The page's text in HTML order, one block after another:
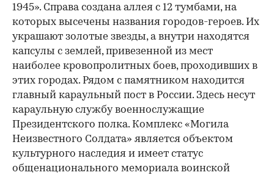
1945». Справа создана аллея с 12 тумбами, на
которых высечены названия городов-героев. Их
украшают золотые звезды, а внутри находятся
капсулы с землей, привезенной из мест
наиболее кровопролитных боев, проходивших в
этих городах. Рядом с памятником находится
главный караульный пост в России. Здесь несут
караульную службу военнослужащие
Президентского полка. Комплекс «Могила
Неизвестного Солдата» является объектом
культурного наследия и имеет статус
общенационального мемориала воинской